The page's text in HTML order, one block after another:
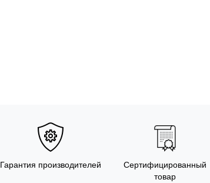
Гарантия производителей
Сертифицированный
товар